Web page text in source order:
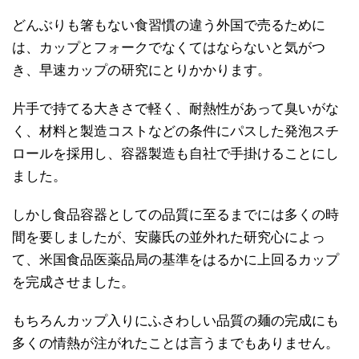
どんぶりも箸もない食習慣の違う外国で売るために
は、カップとフォークでなくてはならないと気がつ
き、早速カップの研究にとりかかります。
片手で持てる大きさで軽く、耐熱性があって臭いがな
く、材料と製造コストなどの条件にパスした発泡スチ
ロールを採用し、容器製造も自社で手掛けることにし
ました。
しかし食品容器としての品質に至るまでには多くの時
間を要しましたが、安藤氏の並外れた研究心によっ
て、米国食品医薬品局の基準をはるかに上回るカップ
を完成させました。
もちろんカップ入りにふさわしい品質の麺の完成にも
多くの情熱が注がれたことは言うまでもありません。